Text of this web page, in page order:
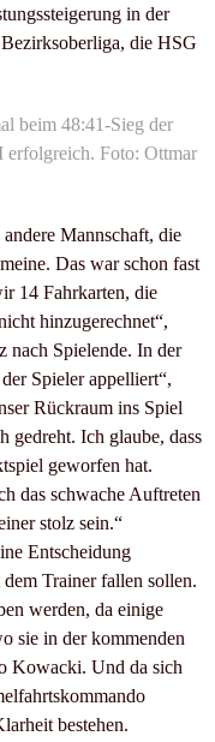
in der
die HSG
beim 48:41-Sieg der
Foto: Ottmar
Mannschaft, die
Das war schon fast
14 Fahrkarten, die
hinzugerechnet“,
nach Spielende. In der
Spieler appelliert“,
Rückraum ins Spiel
gedreht. Ich glaube, dass
geworfen hat.
das schwache Auftreten
stolz sein.“
Entscheidung
Trainer fallen sollen.
werden, da einige
sie in der kommenden
Kowacki. Und da sich
bestehen.